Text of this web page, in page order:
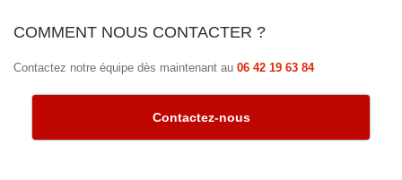
COMMENT NOUS CONTACTER ?
Contactez notre équipe dès maintenant au 06 42 19 63 84
Contactez-nous